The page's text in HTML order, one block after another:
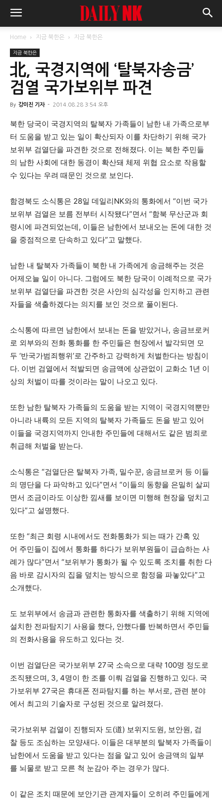
Home 지금 북한은 지금 북한은
지금 북한은
北, 국경지역에 ‘탈북자송금’
검열 국가보위부 파견
By 강미진 기자 - 2014.08.28 3:54 오후
북한 당국이 국경지역의 탈북자 가족들이 남한 내 가족으로부
터 도움을 받고 있는 일이 확산되자 이를 차단하기 위해 국가
보위부 검열단을 파견한 것으로 전해졌다. 이는 북한 주민들
의 남한 사회에 대한 동경이 확산돼 체제 위협 요소로 작용할
수 있다는 우려 때문인 것으로 보인다.
함경북도 소식통은 28일 데일리NK와의 통화에서 “이번 국가
보위부 검열은 보름 전부터 시작됐다”면서 “함북 무산군과 회
령시에 파견되었는데, 이들은 남한에서 보내오는 돈에 대한 것
을 중점적으로 단속하고 있다”고 말했다.
남한 내 탈북자 가족들이 북한 내 가족에게 송금해주는 것은
어제오늘 일이 아니다. 그럼에도 북한 당국이 이례적으로 국가
보위부 검열단을 파견한 것은 사안의 심각성을 인지하고 관련
자들을 색출하겠다는 의지를 보인 것으로 풀이된다.
소식통에 따르면 남한에서 보내는 돈을 받았거나, 송금브로커
로 외부와의 전화 통화를 한 주민들은 현장에서 발각되면 모
두 ‘반국가범죄행위’로 간주하고 강력하게 처벌한다는 방침이
다. 이번 검열에서 적발되면 송금액에 상관없이 교화소 1년 이
상의 처벌이 따를 것이라는 말이 나오고 있다.
또한 남한 탈북자 가족들의 도움을 받는 지역이 국경지역뿐만
아니라 내륙의 모든 지역의 탈북자 가족들도 돈을 받고 있어
이들을 국경지역까지 안내한 주민들에 대해서도 같은 범죄로
취급해 처벌을 받는다.
소식통은 “검열단은 탈북자 가족, 밀수꾼, 송금브로커 등 이들
의 명단을 다 파악하고 있다”면서 “이들의 동향을 은밀히 살피
면서 조금이라도 이상한 낌새를 보이면 미행해 현장을 덮치고
있다”고 설명했다.
또한 “최근 회령 시내에서도 전화통화가 되는 때가 간혹 있
어 주민들이 집에서 통화를 하다가 보위부원들이 급습하는 사
례가 많다”면서 “보위부가 통화가 될 수 있도록 조치를 취한 다
음 바로 감시자의 집을 덮치는 방식으로 함정을 파놓았다”고
소개했다.
도 보위부에서 송금과 관련한 통화자를 색출하기 위해 지역에
설치한 전파탐지기 사용을 했다, 안했다를 반복하면서 주민들
의 전화사용을 유도하고 있다는 것.
이번 검열단은 국가보위부 27국 소속으로 대략 100명 정도로
조직됐으며, 3, 4명이 한 조를 이뤄 검열을 진행하고 있다. 국
가보위부 27국은 휴대폰 전파탐지를 하는 부서로, 관련 분야
에서 최고의 기술자로 구성된 것으로 알려졌다.
국가보위부 검열이 진행되자 도(道) 보위지도원, 보안원, 검
찰 등도 조심하는 모양새다. 이들은 대부분의 탈북자 가족들이
남한에서 도움을 받고 있다는 점을 알고 있어 송금액의 일부
를 뇌물로 받고 모른 척 눈감아 주는 경우가 많다.
이 같은 조치 때문에 보안기관 관계자들이 오히려 주민들에게